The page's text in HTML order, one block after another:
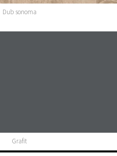
Dub sonoma
Grafit